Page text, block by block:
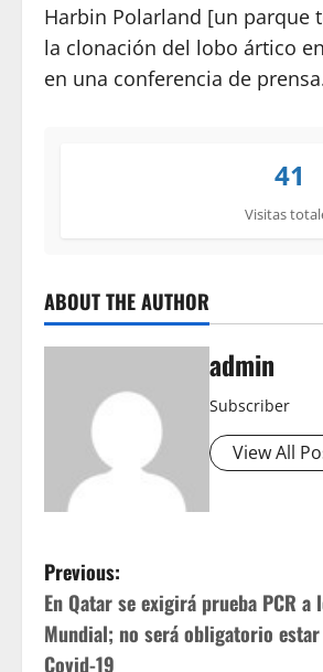
Harbin Polarland [un parque
la clonación del lobo ártico
en una conferencia de
41
Visitas
ABOUT THE AUTHOR
admin
Subscriber
View All
P
o
Previous:
En Qatar se exigirá prueba PCR a
Mundial; no será obligatorio
Covid-19